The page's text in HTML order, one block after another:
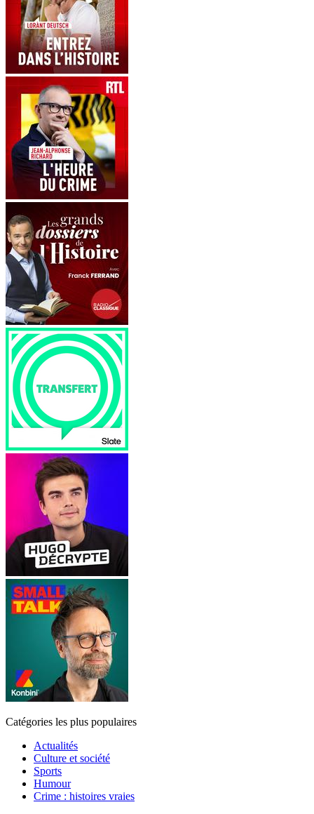
Catégories les plus populaires
Actualités
Culture et société
Sports
Humour
Crime : histoires vraies